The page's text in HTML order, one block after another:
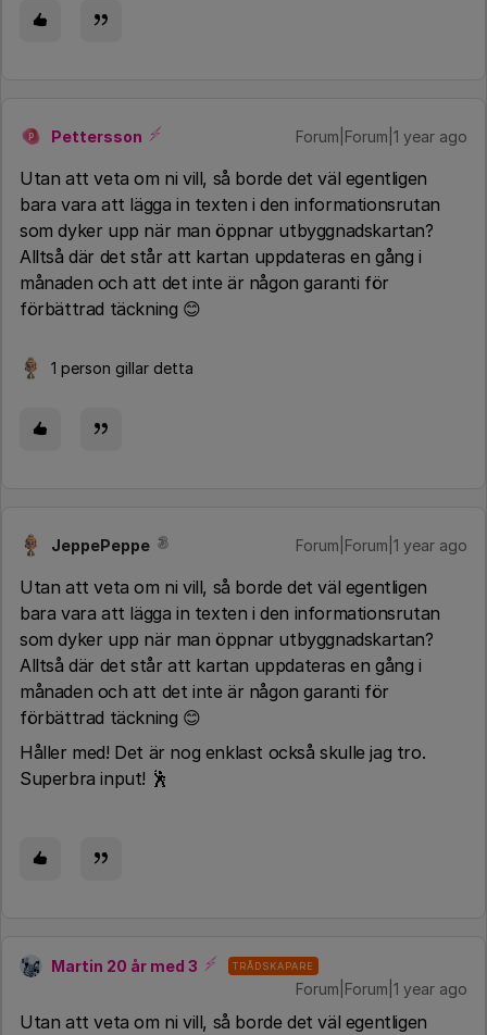
P Pettersson Forum|Forum|1 year ago
Utan att veta om ni vill, så borde det väl egentligen
bara vara att lägga in texten i den informationsrutan
som dyker upp när man öppnar utbyggnadskartan?
Alltså där det står att kartan uppdateras en gång i
månaden och att det inte är någon garanti för
förbättrad täckning 😊
1 person gillar detta
JeppePeppe Forum|Forum|1 year ago
Utan att veta om ni vill, så borde det väl egentligen
bara vara att lägga in texten i den informationsrutan
som dyker upp när man öppnar utbyggnadskartan?
Alltså där det står att kartan uppdateras en gång i
månaden och att det inte är någon garanti för
förbättrad täckning 😊
Håller med! Det är nog enklast också skulle jag tro.
Superbra input! 🕺
Martin 20 år med 3 TRÅDSKAPARE
Forum|Forum|1 year ago
Utan att veta om ni vill, så borde det väl egentligen